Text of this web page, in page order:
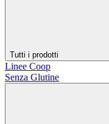
Tutti i prodotti
Linee Coop
Senza Glutine